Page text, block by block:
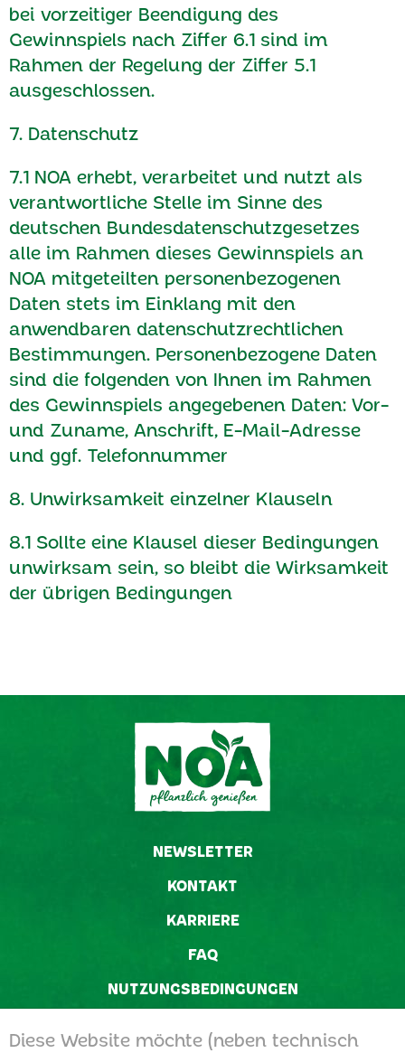
bei vorzeitiger Beendigung des
Gewinnspiels nach Ziffer 6.1 sind im
Rahmen der Regelung der Ziffer 5.1
ausgeschlossen.
7. Datenschutz
7.1 NOA erhebt, verarbeitet und nutzt als
verantwortliche Stelle im Sinne des
deutschen Bundesdatenschutzgesetzes
alle im Rahmen dieses Gewinnspiels an
NOA mitgeteilten personenbezogenen
Daten stets im Einklang mit den
anwendbaren datenschutzrechtlichen
Bestimmungen. Personenbezogene Daten
sind die folgenden von Ihnen im Rahmen
des Gewinnspiels angegebenen Daten: Vor-
und Zuname, Anschrift, E-Mail-Adresse
und ggf. Telefonnummer
8. Unwirksamkeit einzelner Klauseln
8.1 Sollte eine Klausel dieser Bedingungen
unwirksam sein, so bleibt die Wirksamkeit
der übrigen Bedingungen
NEWSLETTER
KONTAKT
KARRIERE
FAQ
NUTZUNGSBEDINGUNGEN
Diese Website möchte (neben technisch